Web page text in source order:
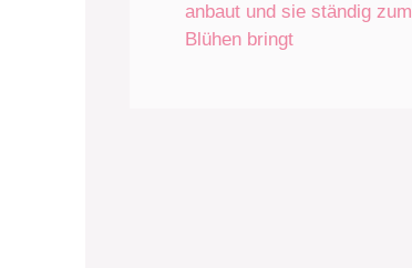
anbaut und sie ständig zum
Blühen bringt